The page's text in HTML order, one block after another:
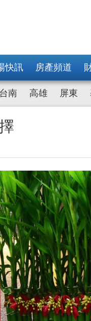
快訊 房產頻道
台南 高雄 屏東